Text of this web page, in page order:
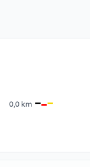
0,0 km